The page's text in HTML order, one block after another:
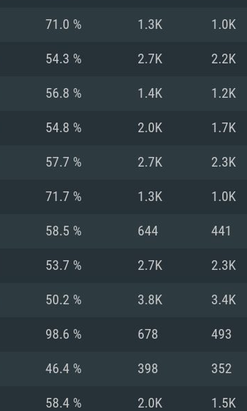
Recomendado
superior
Memória: 16 GB ou mais
Placa Gráfica: Placa com
Nvidia GeForce 1060 ou
Recomendado
mais recente
Processador: Core i7
Memória: 8 GB
Placa Gráfica: Radeon
suporte Metal.
Network: Internet de
Disco: 60,2 GB
Recomendado
recentes (não mais de 6
AMD (Radeon RX 570)
Vulkan.
Network: Internet de
Disco: 60,2 GB
71.0 % 1.3K 1.0K
54.3 % 2.7K 2.2K
56.8 % 1.4K 1.2K
54.8 % 2.0K 1.7K
57.7 % 2.7K 2.3K
71.7 % 1.3K 1.0K
58.5 % 644 441
53.7 % 2.7K 2.3K
50.2 % 3.8K 3.4K
98.6 % 678 493
46.4 % 398 352
58.4 % 2.0K 1.5K